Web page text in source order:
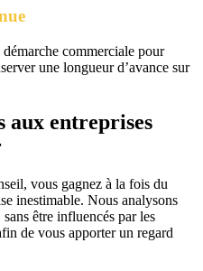
commerciale pour
une longueur d’avance sur
aux entreprises
vous gagnez à la fois du
inestimable. Nous analysons
être influencés par les
de vous apporter un regard